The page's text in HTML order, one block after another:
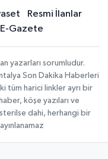
Resmi İlanlar
E-Gazete
yazarları sorumludur.
Son Dakika Haberleri
tüm harici linkler ayrı bir
köşe yazıları ve
dahi, herhangi bir